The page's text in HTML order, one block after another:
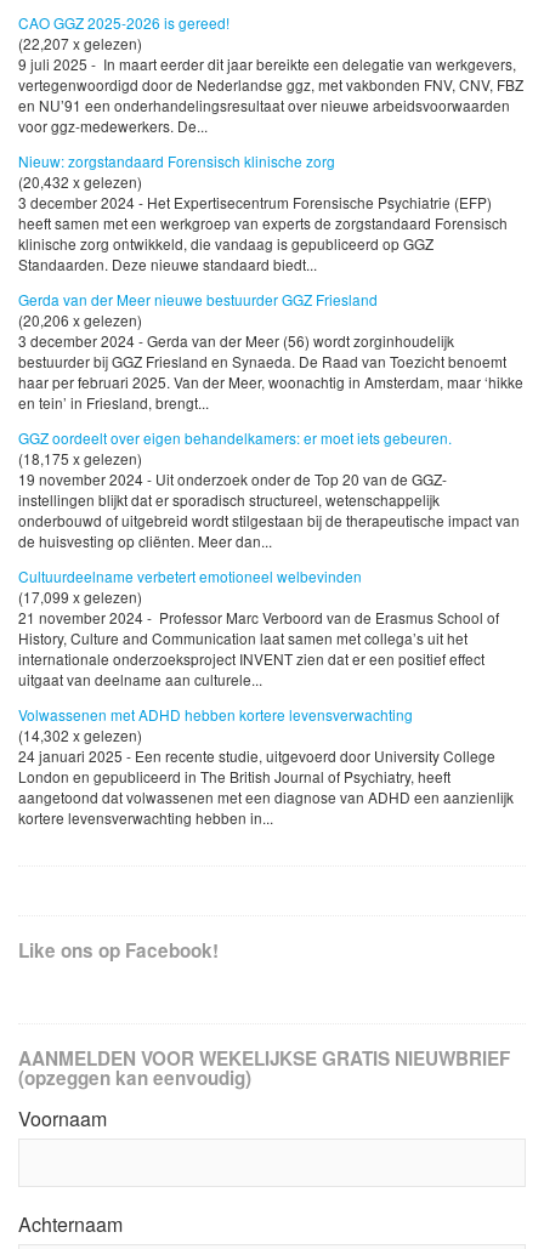
CAO GGZ 2025-2026 is gereed!
(22,207 x gelezen)
9 juli 2025 - In maart eerder dit jaar bereikte een delegatie van werkgevers,
vertegenwoordigd door de Nederlandse ggz, met vakbonden FNV, CNV, FBZ
en NU’91 een onderhandelingsresultaat over nieuwe arbeidsvoorwaarden
voor ggz-medewerkers. De...
Nieuw: zorgstandaard Forensisch klinische zorg
(20,432 x gelezen)
3 december 2024 - Het Expertisecentrum Forensische Psychiatrie (EFP)
heeft samen met een werkgroep van experts de zorgstandaard Forensisch
klinische zorg ontwikkeld, die vandaag is gepubliceerd op GGZ
Standaarden. Deze nieuwe standaard biedt...
Gerda van der Meer nieuwe bestuurder GGZ Friesland
(20,206 x gelezen)
3 december 2024 - Gerda van der Meer (56) wordt zorginhoudelijk
bestuurder bij GGZ Friesland en Synaeda. De Raad van Toezicht benoemt
haar per februari 2025. Van der Meer, woonachtig in Amsterdam, maar ‘hikke
en tein’ in Friesland, brengt...
GGZ oordeelt over eigen behandelkamers: er moet iets gebeuren.
(18,175 x gelezen)
19 november 2024 - Uit onderzoek onder de Top 20 van de GGZ-
instellingen blijkt dat er sporadisch structureel, wetenschappelijk
onderbouwd of uitgebreid wordt stilgestaan bij de therapeutische impact van
de huisvesting op cliënten. Meer dan...
Cultuurdeelname verbetert emotioneel welbevinden
(17,099 x gelezen)
21 november 2024 - Professor Marc Verboord van de Erasmus School of
History, Culture and Communication laat samen met collega’s uit het
internationale onderzoeksproject INVENT zien dat er een positief effect
uitgaat van deelname aan culturele...
Volwassenen met ADHD hebben kortere levensverwachting
(14,302 x gelezen)
24 januari 2025 - Een recente studie, uitgevoerd door University College
London en gepubliceerd in The British Journal of Psychiatry, heeft
aangetoond dat volwassenen met een diagnose van ADHD een aanzienlijk
kortere levensverwachting hebben in...
Like ons op Facebook!
AANMELDEN VOOR WEKELIJKSE GRATIS NIEUWBRIEF
(opzeggen kan eenvoudig)
Voornaam
Achternaam